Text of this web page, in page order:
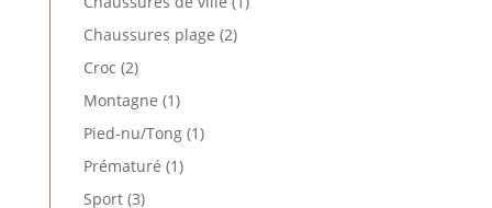
Chaussures plage 22
Croc 22
produits
Montagne 11
produit
Pied-nu/Tong 11
Prématuré 11
Sport 33